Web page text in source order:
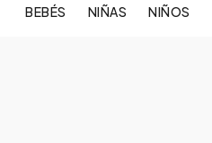
BEBÉS NIÑAS NIÑOS